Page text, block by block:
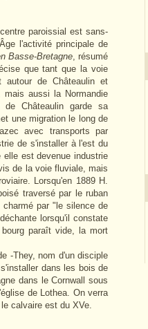
paroissial est sans-
l'activité principale de
Basse-Bretagne, résumé
que tant que la voie
autour de Châteaulin et
mais aussi la Normandie
Châteaulin garde sa
une migration le long de
avec transports par
de s'installer à l'est du
elle est devenue industrie
de la voie fluviale, mais
Lorsqu'en 1889 H.
traversé par le ruban
charmé par "le silence de
lorsqu'il constate
paraît vide, la mort
-They, nom d'un disciple
dans les bois de
dans le Cornwall sous
de Lothea. On verra
calvaire est du XVe.